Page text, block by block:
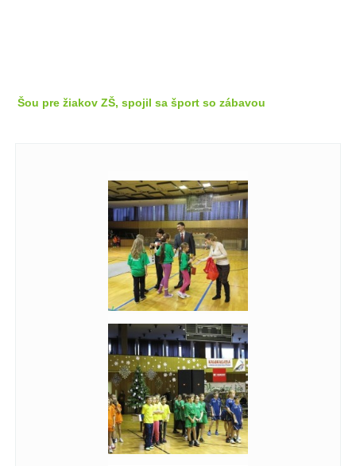
Šou pre žiakov ZŠ, spojil sa šport so zábavou